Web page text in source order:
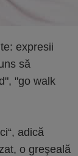
expresii
să
"go walk
adică
o greşeală